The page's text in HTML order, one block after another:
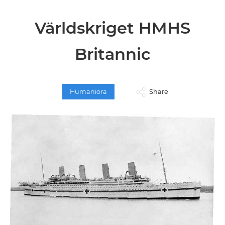
Världskriget HMHS
Britannic
Humaniora Share